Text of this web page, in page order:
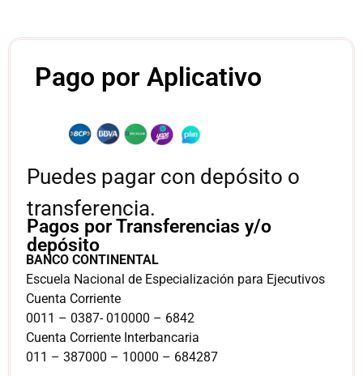
Pago por Aplicativo
Puedes pagar con depósito o
transferencia.
BANCO CONTINENTAL
Escuela Nacional de Especialización para Ejecutivos
Cuenta Corriente
0011 – 0387- 010000 – 6842
Cuenta Corriente Interbancaria
011 – 387000 – 10000 – 684287
Pagos por Transferencias y/o
depósito